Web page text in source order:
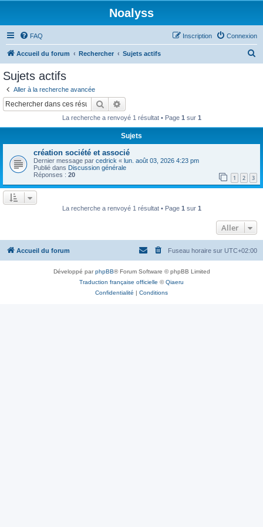
Noalyss
FAQ Connexion
Inscription
Accueil du forum Rechercher Sujets actifs
Sujets actifs
Aller à la recherche avancée
Rechercher
La recherche a renvoyé 1 résultat • Page 1 sur 1
Sujets
création société et associé
Dernier message par cedrick « lun. août 03, 2026 4:23 pm
Publié dans Discussion générale
Réponses : 20 1 2 3
La recherche a renvoyé 1 résultat • Page 1 sur 1
Aller
Accueil du forum Fuseau horaire sur UTC+02:00
Développé parphpBB® Forum Software © phpBB Limited
Traduction française officielle ©Qiaeru
Confidentialité | Conditions